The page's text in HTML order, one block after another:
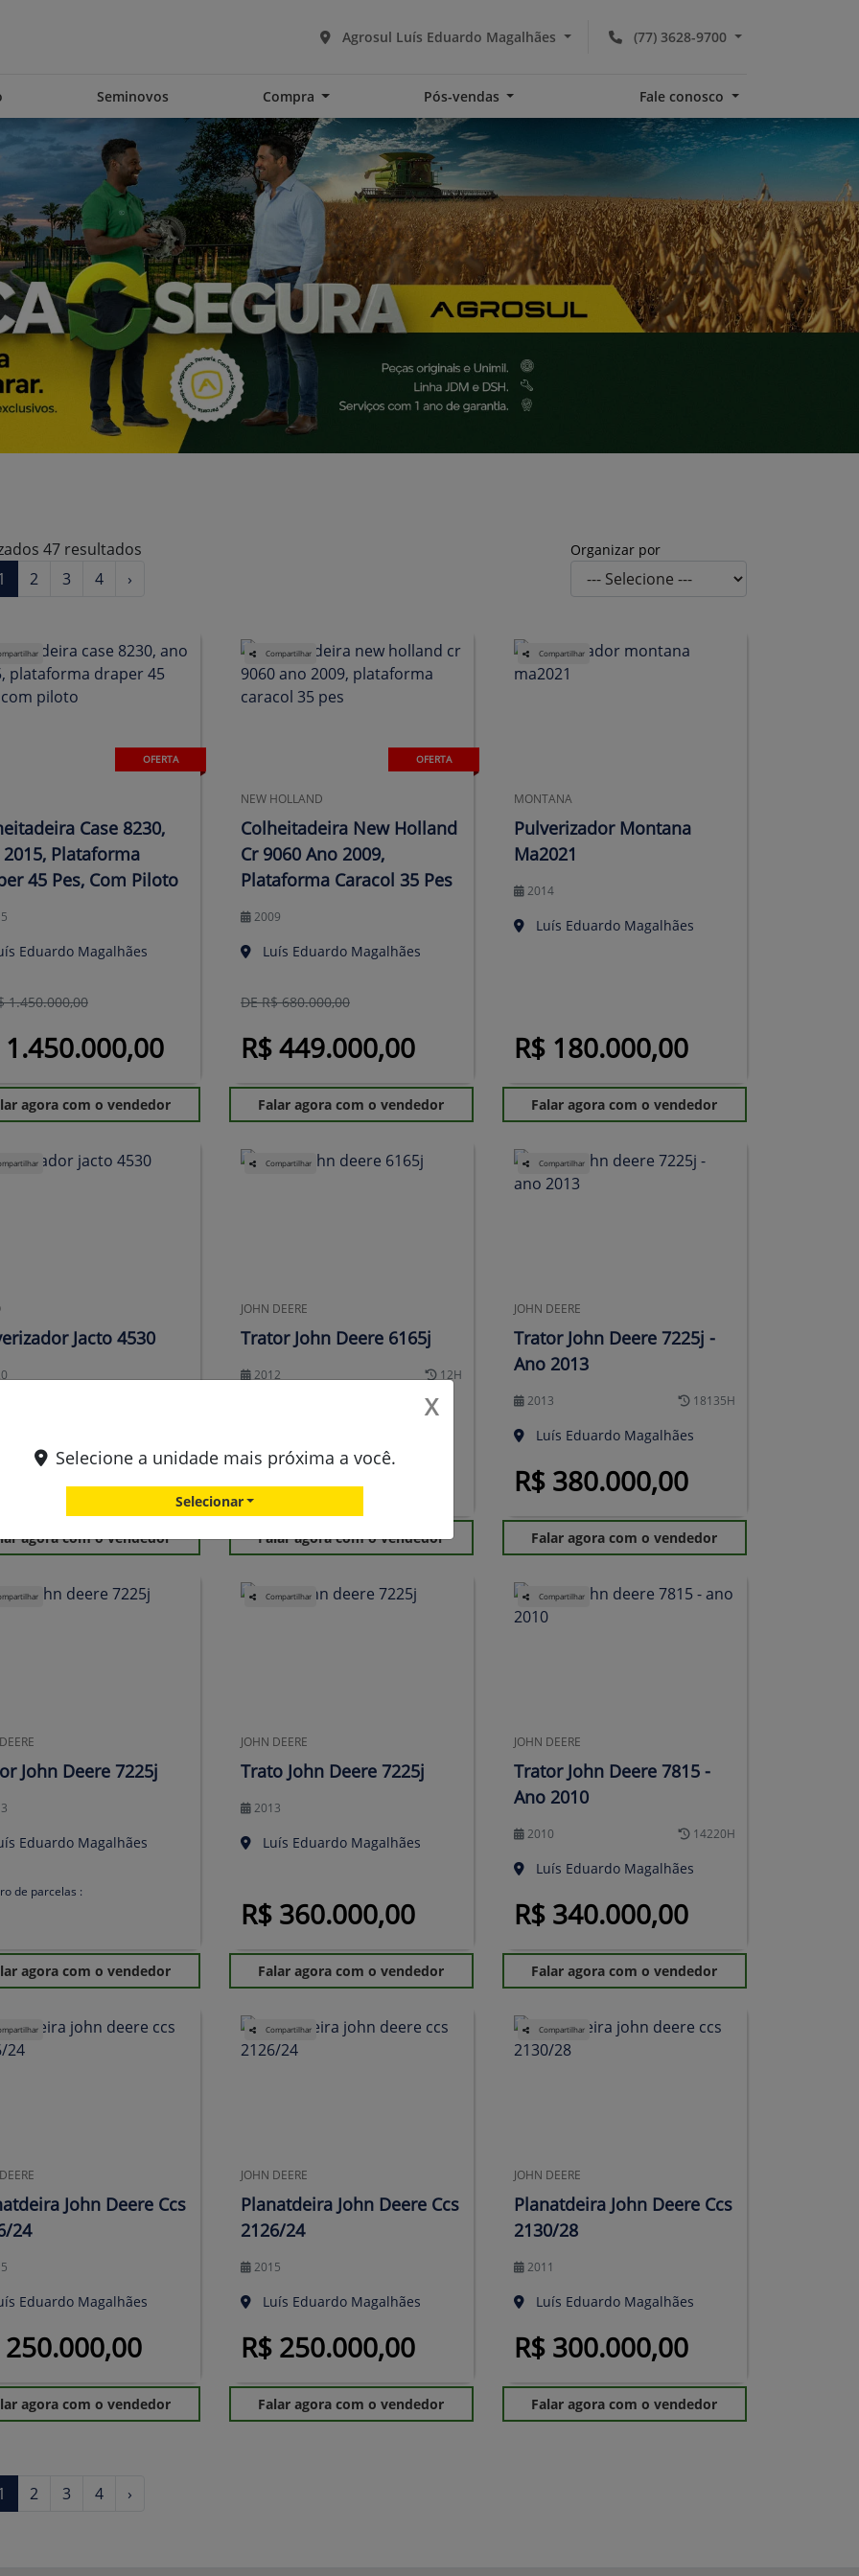
(77) 3628-9700
Agrosul Luís Eduardo Magalhães
Seminovos Compra Pós-vendas Fale conosco
47 resultados
2 3 4 ›
Organizar por
OFERTA
Case 8230,
Plataforma
45 Pes, Com Piloto
Eduardo Magalhães
1.450.000,00
1.450.000,00
agora com o vendedor
OFERTA
Compartilhar
NEW HOLLAND
Colheitadeira New Holland
Cr 9060 Ano 2009,
Plataforma Caracol 35 Pes
2009
Luís Eduardo Magalhães
DE R$ 680.000,00
R$ 449.000,00
Falar agora com o vendedor
Compartilhar
MONTANA
Pulverizador Montana
Ma2021
2014
Luís Eduardo Magalhães
R$ 180.000,00
Falar agora com o vendedor
Jacto 4530
900.000,00
agora com o vendedor
Compartilhar
JOHN DEERE
Trator John Deere 6165j
2012 12H
R$ 300.000,00
Falar agora com o vendedor
Compartilhar
JOHN DEERE
Trator John Deere 7225j -
Ano 2013
2013 18135H
Luís Eduardo Magalhães
R$ 380.000,00
Falar agora com o vendedor
John Deere 7225j
Eduardo Magalhães
de parcelas :
agora com o vendedor
Compartilhar
JOHN DEERE
Trato John Deere 7225j
2013
Luís Eduardo Magalhães
R$ 360.000,00
Falar agora com o vendedor
Compartilhar
JOHN DEERE
Trator John Deere 7815 -
Ano 2010
2010 14220H
Luís Eduardo Magalhães
R$ 340.000,00
Falar agora com o vendedor
John Deere Ccs
24
Eduardo Magalhães
250.000,00
agora com o vendedor
Compartilhar
JOHN DEERE
Planatdeira John Deere Ccs
2126/24
2015
Luís Eduardo Magalhães
R$ 250.000,00
Falar agora com o vendedor
Compartilhar
JOHN DEERE
Planatdeira John Deere Ccs
2130/28
2011
Luís Eduardo Magalhães
R$ 300.000,00
Falar agora com o vendedor
2 3 4 ›
X
Selecione a unidade mais próxima a você.
Selecionar